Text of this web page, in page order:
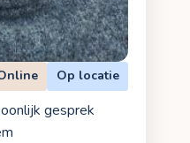
Op locatie
gesprek